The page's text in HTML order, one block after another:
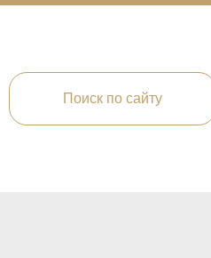
Поиск по сайту